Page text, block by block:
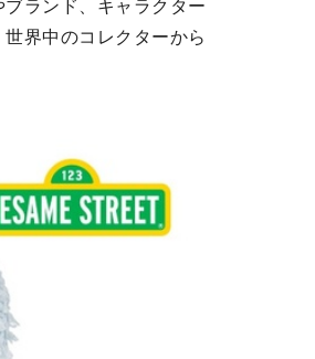
ランド、キャラクター
界中のコレクターから